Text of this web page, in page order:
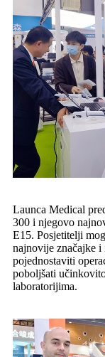
Launca Medical
300 i njegovo
E15. Posjetitelji
najnovije značajke
pojednostaviti
poboljšati
laboratorijima.